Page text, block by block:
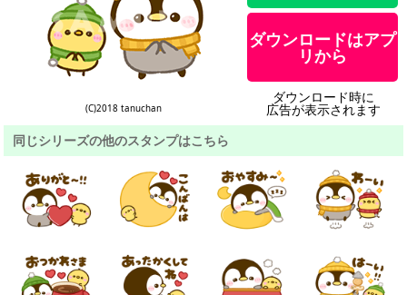
(C)2018 tanuchan
ダウンロードはアプ
リから
ダウンロード時に
広告が表示されます
同じシリーズの他のスタンプはこちら